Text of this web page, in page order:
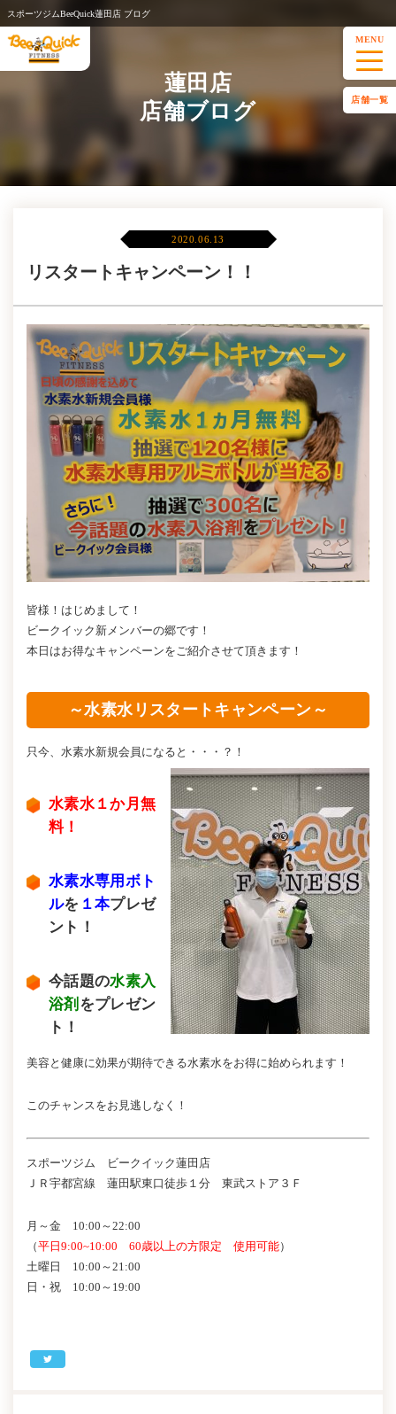
スポーツジムBeeQuick蓮田店 ブログ
MENU
店舗一覧
蓮田店
店舗ブログ
2020.06.13
リスタートキャンペーン！！
皆様！はじめまして！
ビークイック新メンバーの郷です！
本日はお得なキャンペーンをご紹介させて頂きます！
～水素水リスタートキャンペーン～
只今、水素水新規会員になると・・・？！
水素水１か月無
料！
水素水専用ボト
ルを １本プレゼ
ント！
今話題の水素入
浴剤 をプレゼン
ト！
美容と健康に効果が期待できる水素水をお得に始められます！
このチャンスをお見逃しなく！
スポーツジム ビークイック蓮田店
ＪＲ宇都宮線 蓮田駅東口徒歩１分 東武ストア３Ｆ
月～金 10:00～22:00
（平日9:00~10:00 60歳以上の方限定 使用可能）
土曜日 10:00～21:00
日・祝 10:00～19:00